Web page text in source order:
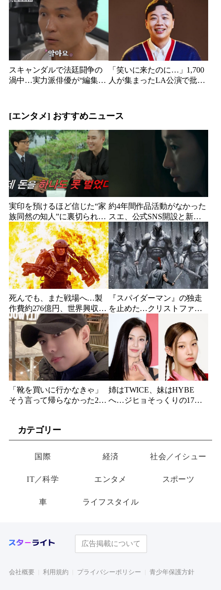
なった2人の関係
手との親密動画が公開
スキャンダルで法廷闘争の
渦中…実力派俳優が“編集な
「笑いに来たのに…」1,700
人が集まったLA公演で批判
[エンタメ] おすすめニュース
実印を預けるほど信じた“家
族同然の知人”に裏切られ
た…収益9対1、10年間の奴
隷契約で人生が一変
約4年間作品活動がなかった
スエ、公式SNS開設と新ビ
ジュアル公開で復帰説が急
浮上
死んでも、また戦場へ…製
作費約276億円、世界興収
584億円のSF大作『オール・
ユー・ニード・イズ・キ
ル』がついに配信
『スパイダーマン』の独走
を止めた…クリストファ
ー・ノーラン史上最大、390
億円の超大作がついに韓国
上陸
「靴を買いに行かなきゃ」
そう言って帰らなかった24
り物”
姉はTWICE、妹はHYBE
へ…ジヒョそっくりの17歳
カテゴリー
国際 経済 社会／イシュー
IT／科学 エンタメ スポーツ
車 ライフスタイル
広告掲載について
会社概要 利用規約 プライバシーポリシー 青少年保護方針